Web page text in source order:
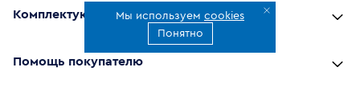
Мы используем cookies
Понятно
Комплектующие
Помощь покупателю